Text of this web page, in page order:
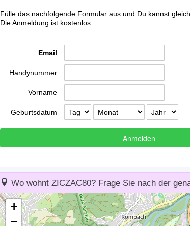
Fülle das nachfolgende Formular aus und Du kannst
Die Anmeldung ist kostenlos.
Email
Handynummer
Vorname
Geburtsdatum
Anmelden
Wo wohnt ZICZAC80? Frage Sie nach der
+
−